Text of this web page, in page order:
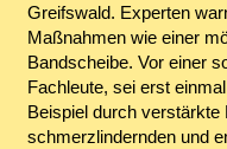
Greifswald. Experten
Maßnahmen wie einer
Bandscheibe. Vor einer
Fachleute, sei erst
Beispiel durch verstärkte
schmerzlindernden und